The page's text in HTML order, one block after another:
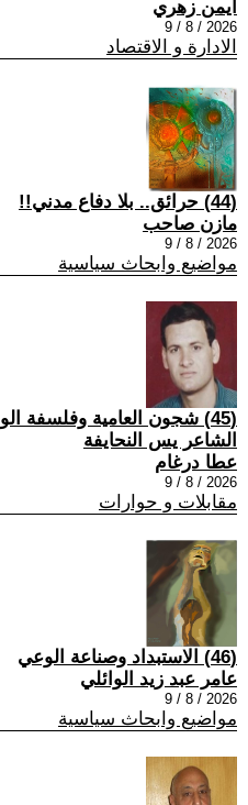
أيمن زهري
2026 / 8 / 9
الادارة و الاقتصاد
(44) حرائق.. بلا دفاع مدني!!
مازن صاحب
2026 / 8 / 9
مواضيع وابحاث سياسية
(45) شجون العامية وفلسفة
الشاعر يس النحايفة
عطا درغام
2026 / 8 / 9
مقابلات و حوارات
(46) الاستبداد وصناعة الوعي
عامر عبد زيد الوائلي
2026 / 8 / 9
مواضيع وابحاث سياسية